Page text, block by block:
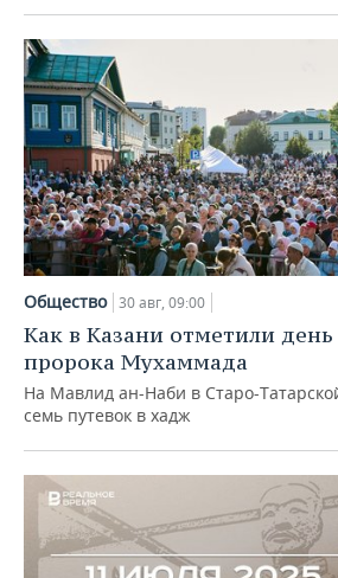
Общество 30 авг, 09:00
Как в Казани отметили
пророка Мухаммада
На Мавлид ан-Наби в Старо-
семь путевок в хадж